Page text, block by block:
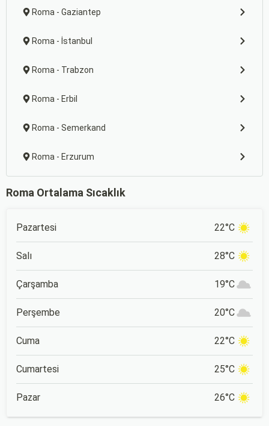
Roma - Gaziantep
Roma - İstanbul
Roma - Trabzon
Roma - Erbil
Roma - Semerkand
Roma - Erzurum
Roma Ortalama Sıcaklık
Pazartesi 22°C
Salı 28°C
Çarşamba 19°C
Perşembe 20°C
Cuma 22°C
Cumartesi 25°C
Pazar 26°C